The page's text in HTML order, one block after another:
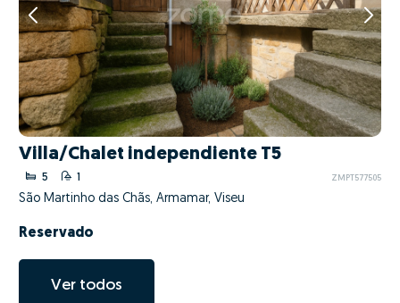
Villa/Chalet independiente T5
5 1 ZMPT577505
São Martinho das Chãs, Armamar, Viseu
Reservado
Ver todos